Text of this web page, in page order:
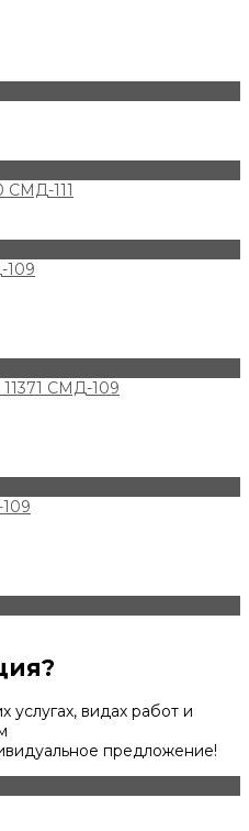
СМД-111
109
СМД-109
видах работ и
предложение!